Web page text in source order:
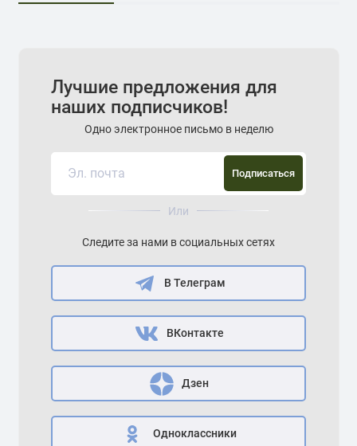
Лучшие предложения для
наших подписчиков!
Одно электронное письмо в неделю
Подписаться
Или
Следите за нами в социальных сетях
В Телеграм
ВКонтакте
Дзен
Одноклассники